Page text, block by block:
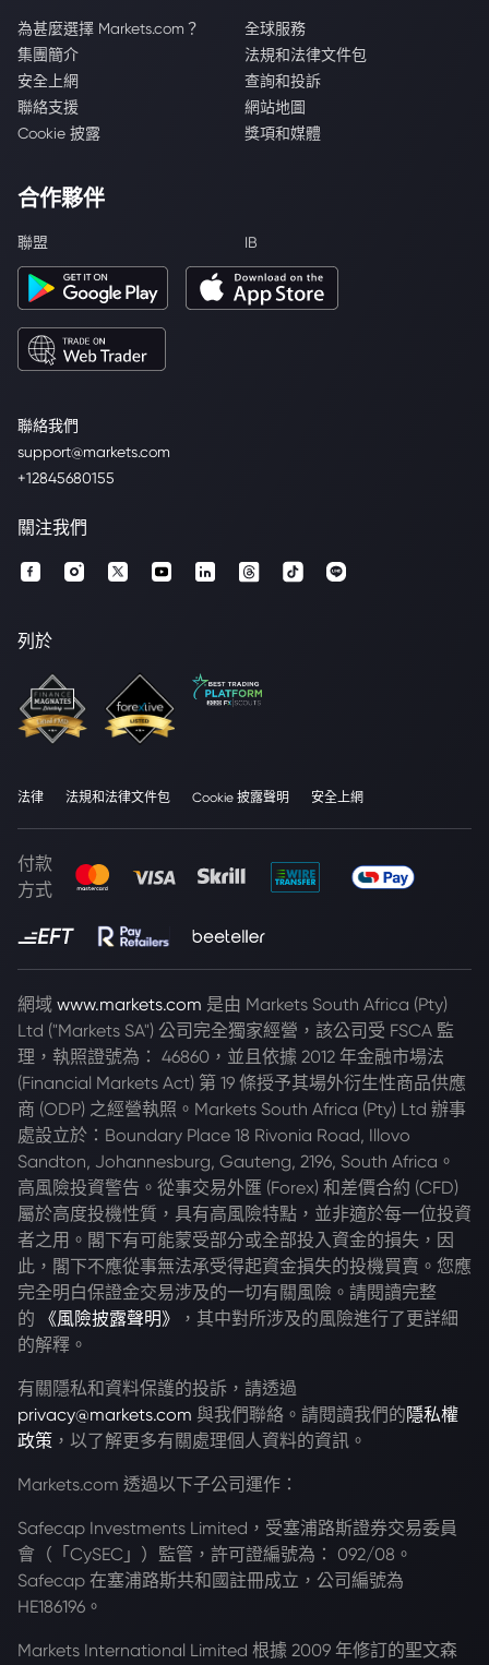
聯絡我們
support@markets.com
+12845680155
為甚麼選擇 Markets.com？
全球服務
集團簡介
法規和法律文件包
安全上網
查詢和投訴
聯絡支援
網站地圖
Cookie 披露
獎項和媒體
合作夥伴
聯盟 IB
關注我們
列於
法律 法規和法律文件包 Cookie 披露聲明 安全上網
付款
方式
網域 www.markets.com 是由 Markets South Africa (Pty)
Ltd ("Markets SA") 公司完全獨家經營，該公司受 FSCA 監
理，執照證號為： 46860，並且依據 2012 年金融市場法
(Financial Markets Act) 第 19 條授予其場外衍生性商品供應
商 (ODP) 之經營執照。Markets South Africa (Pty) Ltd 辦事
處設立於：Boundary Place 18 Rivonia Road, Illovo
Sandton, Johannesburg, Gauteng, 2196, South Africa。
高風險投資警告。從事交易外匯 (Forex) 和差價合約 (CFD)
屬於高度投機性質，具有高風險特點，並非適於每一位投資
者之用。閣下有可能蒙受部分或全部投入資金的損失，因
此，閣下不應從事無法承受得起資金損失的投機買賣。您應
完全明白保證金交易涉及的一切有關風險。請閱讀完整
的
《風險披露聲明》
，其中對所涉及的風險進行了更詳細
的解釋。
有關隱私和資料保護的投訴，請透過
privacy@markets.com 與我們聯絡。請閱讀我們的隱私權
政策 ，以了解更多有關處理個人資料的資訊。
Markets.com 透過以下子公司運作：
Safecap Investments Limited，受塞浦路斯證券交易委員
會（「CySEC」）監管，許可證編號為： 092/08。
Safecap 在塞浦路斯共和國註冊成立，公司編號為
HE186196。
Markets International Limited 根據 2009 年修訂的聖文森